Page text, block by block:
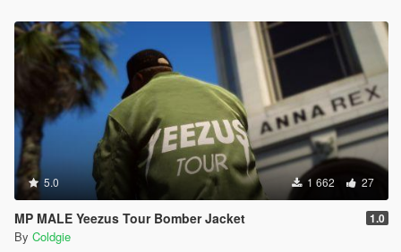
5.0 1 662 27
MP MALE Yeezus Tour Bomber Jacket 1.0
By Coldgie